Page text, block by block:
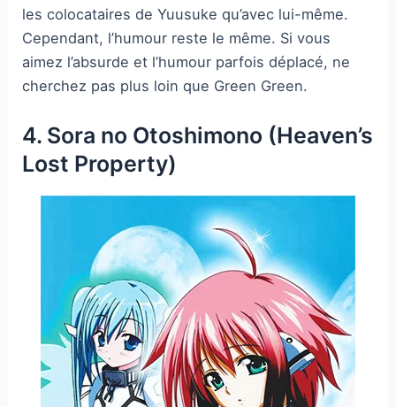
les colocataires de Yuusuke qu’avec lui-même.
Cependant, l’humour reste le même. Si vous
aimez l’absurde et l’humour parfois déplacé, ne
cherchez pas plus loin que Green Green.
4. Sora no Otoshimono (Heaven’s
Lost Property)